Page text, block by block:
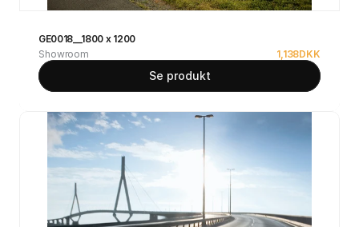
GE0018__1800 x 1200
Showroom
1,138DKK
Se produkt